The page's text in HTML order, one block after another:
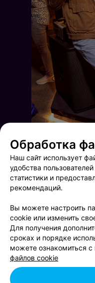
Saturday party
Обработка
Наш сайт использует
удобства
статистики и
рекомендаций.
Вы можете настроить
cookie или изменить
Для получения
сроках и порядке
можете ознакомиться с
файлов cookie